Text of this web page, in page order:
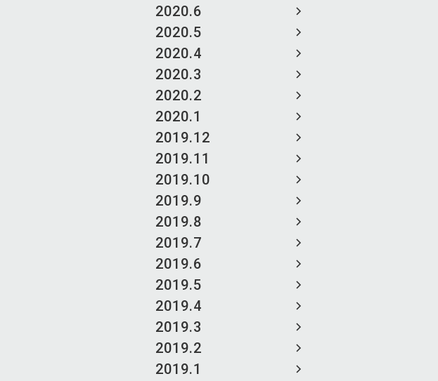
2020.6
2020.5
2020.4
2020.3
2020.2
2020.1
2019.12
2019.11
2019.10
2019.9
2019.8
2019.7
2019.6
2019.5
2019.4
2019.3
2019.2
2019.1